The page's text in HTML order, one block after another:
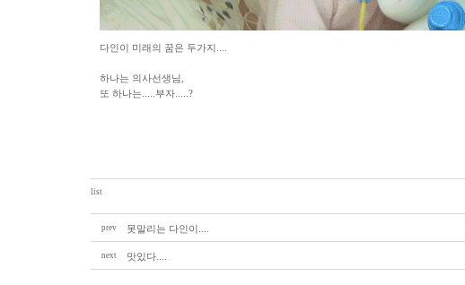
다인이 미래의 꿈은 두가지....
하나는 의사선생님,
또 하나는.....부자.....?
list
prev 못말리는 다인이....
next 맛있다....